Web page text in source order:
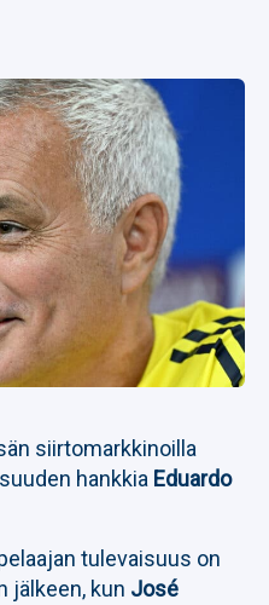
siirtomarkkinoilla
hankkia Eduardo
tulevaisuus on
jälkeen, kun José